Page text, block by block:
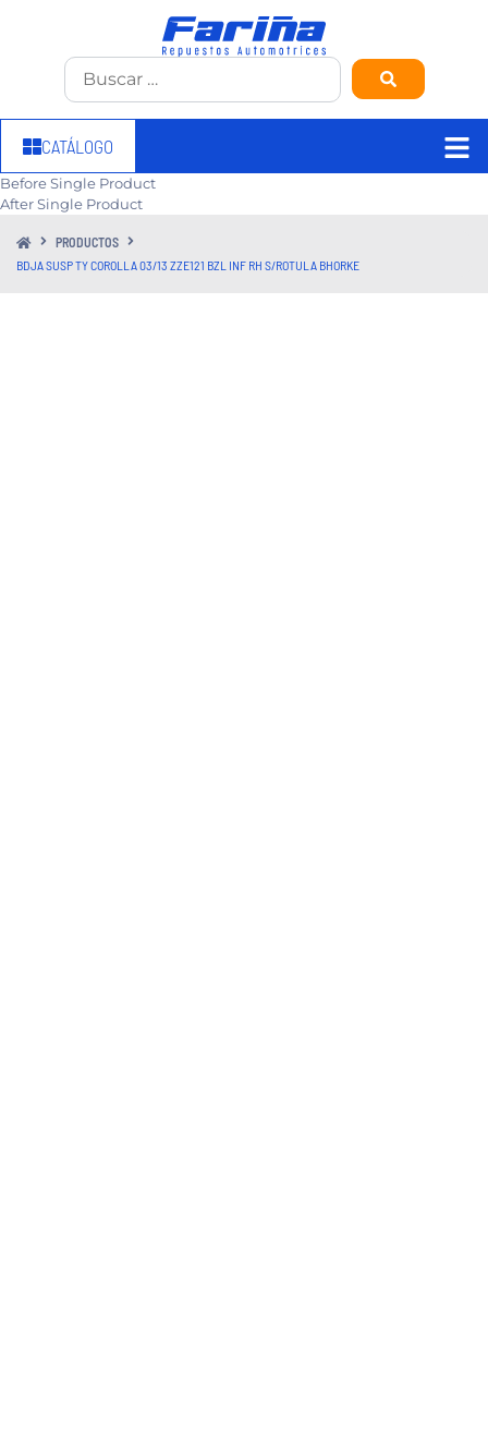
CATÁLOGO
Before Single Product
After Single Product
PRODUCTOS
BDJA SUSP TY COROLLA 03/13 ZZE121 BZL INF RH S/ROTULA BHORKE